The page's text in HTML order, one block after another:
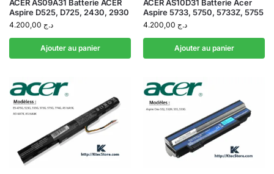
ACER AS09A31 Batterie ACER
Aspire D525, D725, 2430, 2930
د.ج
Ajouter au panier
ACER AS10D31 Batterie Acer
Aspire 5733, 5750, 5733Z, 5755
د.ج
Ajouter au panier